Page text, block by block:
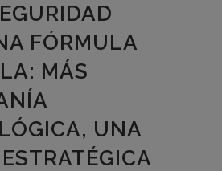
FÓRMULA
MÁS
UNA